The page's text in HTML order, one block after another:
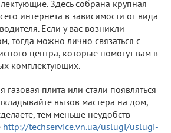
Здесь собрана крупная
интернета в зависимости от вида
Если у вас возникли
тогда можно лично связаться с
центра, которые помогут вам в
комплектующих.
газовая плита или стали появляться
вызов мастера на дом,
тем меньше неудобств
http://techservice.vn.ua/uslugi/uslugi-